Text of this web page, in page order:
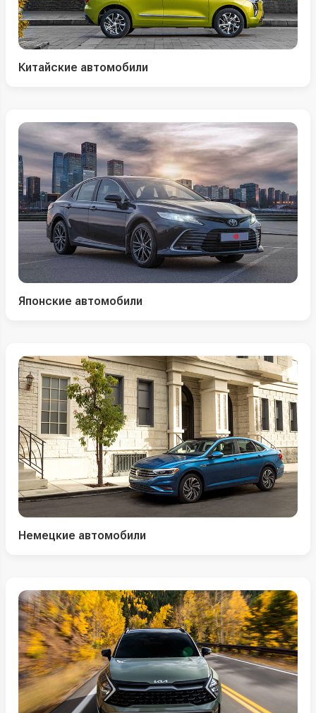
Китайские автомобили
Японские автомобили
Немецкие автомобили